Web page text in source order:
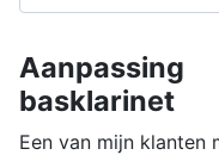
Aanpassing
basklarinet
Een van mijn klanten